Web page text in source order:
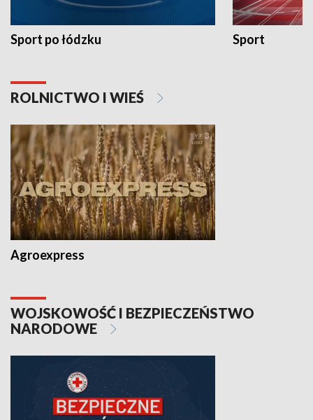
Sport po łódzku Sport
ROLNICTWO I WIEŚ
Agroexpress
WOJSKOWOŚĆ I BEZPIECZEŃSTWO
NARODOWE